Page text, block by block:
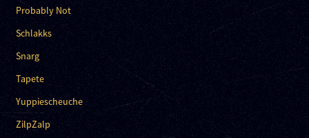
Probably Not
Schlakks
Snarg
Tapete
Yuppiescheuche
ZilpZalp